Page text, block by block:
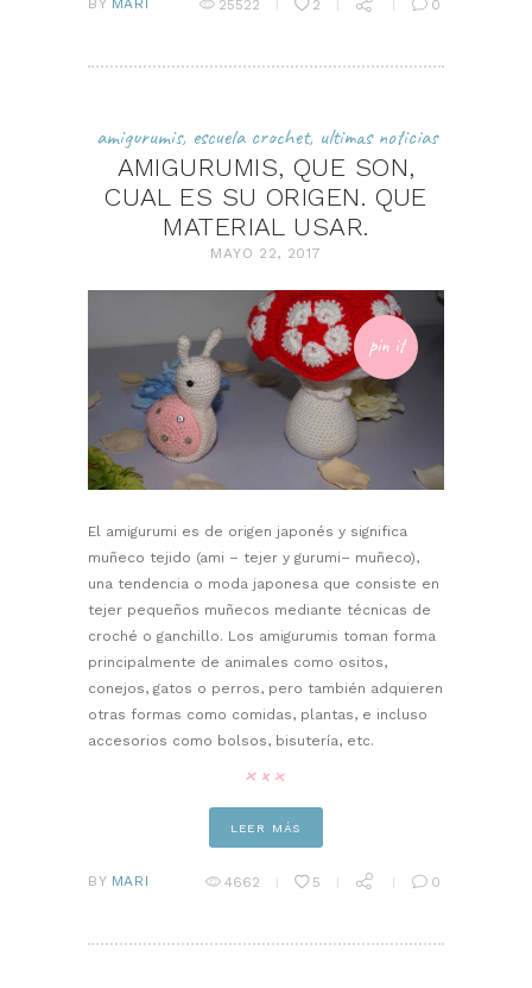
BY MARI 25522 2 0
amigurumis, escuela crochet, ultimas noticias
AMIGURUMIS, QUE SON,
CUAL ES SU ORIGEN. QUE
MATERIAL USAR.
MAYO 22, 2017
pin it
El amigurumi es de origen japonés y significa
muñeco tejido (ami – tejer y gurumi– muñeco),
una tendencia o moda japonesa que consiste en
tejer pequeños muñecos mediante técnicas de
croché o ganchillo. Los amigurumis toman forma
principalmente de animales como ositos,
conejos, gatos o perros, pero también adquieren
otras formas como comidas, plantas, e incluso
accesorios como bolsos, bisutería, etc.
LEER MÁS
BY MARI 4662 5 0